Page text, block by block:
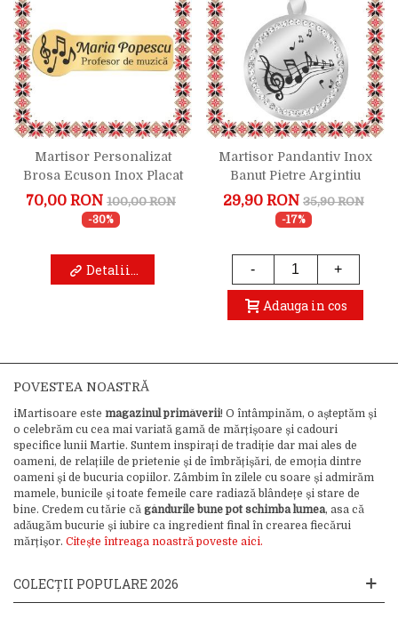
Martisor Personalizat
Brosa Ecuson Inox Placat
Aur 18K Profesor Muzica
Nume
70,00 RON 100,00 RON
-30%
Detalii...
Martisor Pandantiv Inox
Banut Pietre Argintiu
Muzica
29,90 RON 35,90 RON
-17%
- +
Adauga in cos
POVESTEA NOASTRĂ
iMartisoare este magazinul primăverii! O întâmpinăm, o așteptăm și
o celebrăm cu cea mai variată gamă de mărțișoare și cadouri
specifice lunii Martie. Suntem inspirați de tradiție dar mai ales de
oameni, de relațiile de prietenie și de îmbrățișări, de emoția dintre
oameni și de bucuria copiilor. Zâmbim în zilele cu soare și admirăm
mamele, bunicile și toate femeile care radiază blândețe și stare de
bine. Credem cu tărie că gândurile bune pot schimba lumea, asa că
adăugăm bucurie și iubire ca ingredient final în crearea fiecărui
mărțișor. Citește întreaga noastră poveste aici.
COLECȚII POPULARE 2026